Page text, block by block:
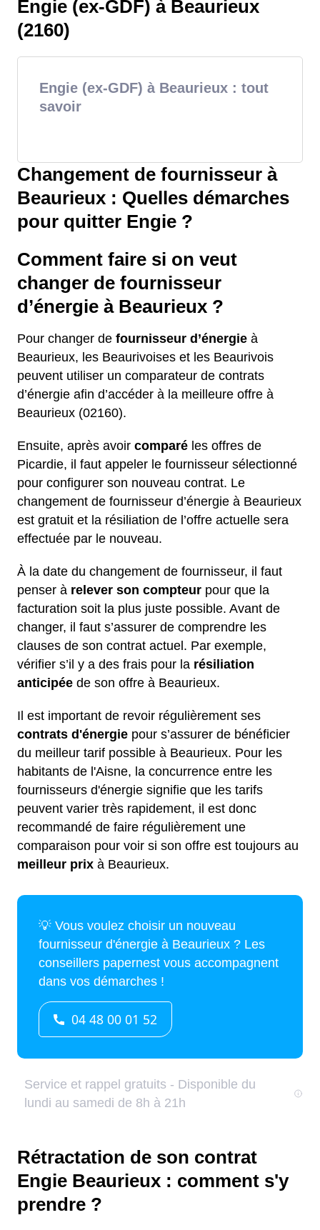
Engie (ex-GDF) à Beaurieux
(2160)
Engie (ex-GDF) à Beaurieux : tout
savoir
Changement de fournisseur à
Beaurieux : Quelles démarches
pour quitter Engie ?
Comment faire si on veut
changer de fournisseur
d’énergie à Beaurieux ?
Pour changer de fournisseur d’énergie à
Beaurieux, les Beaurivoises et les Beaurivois
peuvent utiliser un comparateur de contrats
d’énergie afin d’accéder à la meilleure offre à
Beaurieux (02160).
Ensuite, après avoir comparé les offres de
Picardie, il faut appeler le fournisseur sélectionné
pour configurer son nouveau contrat. Le
changement de fournisseur d’énergie à Beaurieux
est gratuit et la résiliation de l’offre actuelle sera
effectuée par le nouveau.
À la date du changement de fournisseur, il faut
penser à relever son compteur pour que la
facturation soit la plus juste possible. Avant de
changer, il faut s’assurer de comprendre les
clauses de son contrat actuel. Par exemple,
vérifier s’il y a des frais pour la résiliation
anticipée de son offre à Beaurieux.
Il est important de revoir régulièrement ses
contrats d'énergie pour s’assurer de bénéficier
du meilleur tarif possible à Beaurieux. Pour les
habitants de l'Aisne, la concurrence entre les
fournisseurs d'énergie signifie que les tarifs
peuvent varier très rapidement, il est donc
recommandé de faire régulièrement une
comparaison pour voir si son offre est toujours au
meilleur prix à Beaurieux.
Rétractation de son contrat
Engie Beaurieux : comment s'y
prendre ?